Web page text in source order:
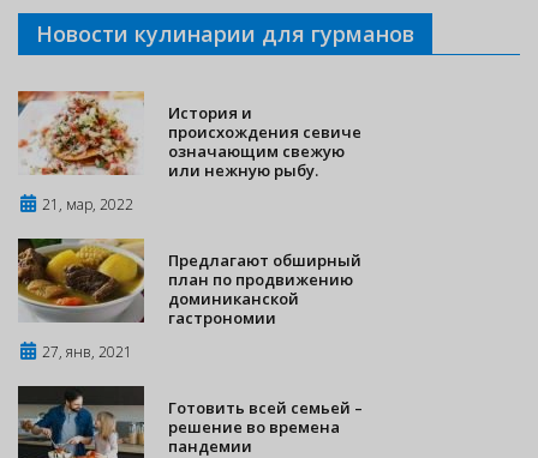
Новости кулинарии для гурманов
История и
происхождения севиче
означающим свежую
или нежную рыбу.
21, мар, 2022
Предлагают обширный
план по продвижению
доминиканской
гастрономии
27, янв, 2021
Готовить всей семьей –
решение во времена
пандемии